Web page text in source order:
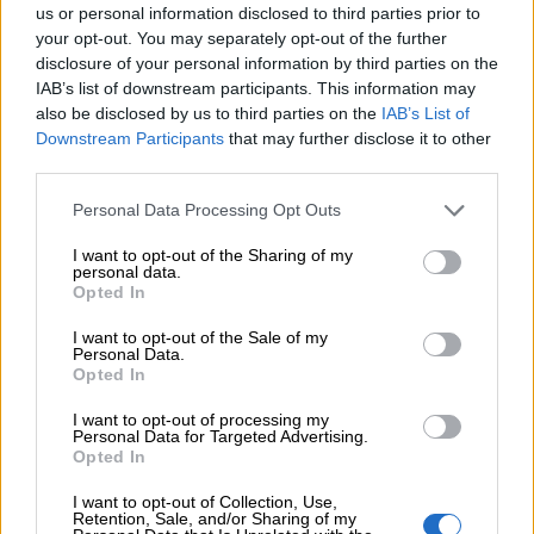
us or personal information disclosed to third parties prior to
your opt-out. You may separately opt-out of the further
disclosure of your personal information by third parties on the
IAB’s list of downstream participants. This information may
also be disclosed by us to third parties on the IAB’s List of
Downstream Participants that may further disclose it to other
Personal Data Processing Opt Outs
I want to opt-out of the Sharing of my
personal data.
Opted In
I want to opt-out of the Sale of my
Personal Data.
Opted In
I want to opt-out of processing my
Personal Data for Targeted Advertising.
Opted In
I want to opt-out of Collection, Use,
Retention, Sale, and/or Sharing of my
Η νέα εποχή στην εκπαίδευση των ασφαλιστικών
διαμεσολαβητών
ΠΕΡΙΣΣΟΤΕΡΑ